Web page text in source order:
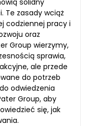
Te zasady wciąż
codziennej pracy i
oraz
Group wierzymy,
sprawia,
ale przede
do potrzeb
odwiedzenia
Group, aby
się, jak